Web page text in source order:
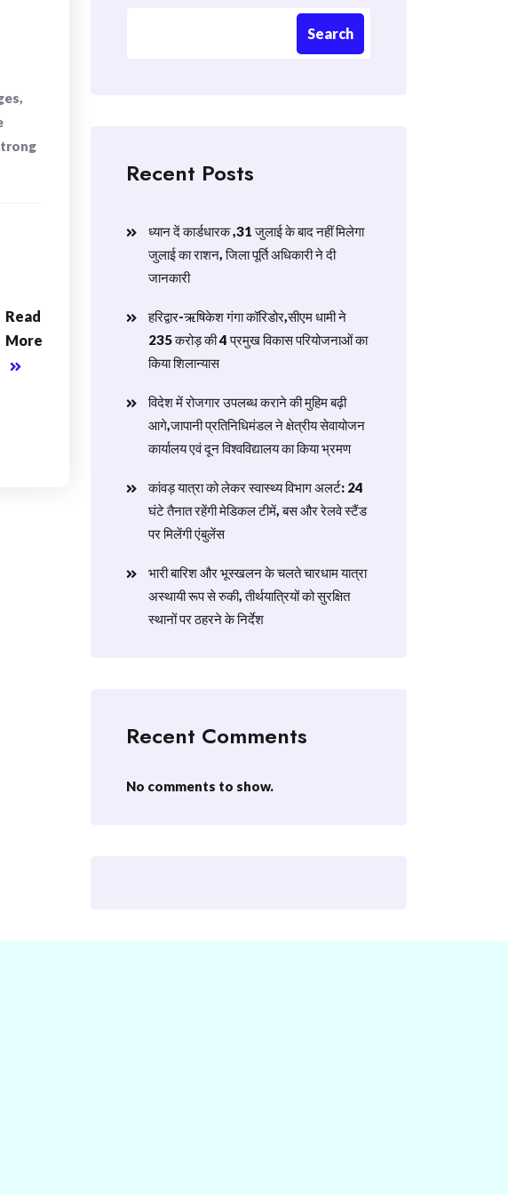
Read
More
Search
Recent Posts
ध्यान दें कार्डधारक ,31 जुलाई के बाद नहीं मिलेगा
जुलाई का राशन, जिला पूर्ति अधिकारी ने दी
जानकारी
हरिद्वार-ऋषिकेश गंगा कॉरिडोर,सीएम धामी ने
235 करोड़ की 4 प्रमुख विकास परियोजनाओं का
किया शिलान्यास
विदेश में रोजगार उपलब्ध कराने की मुहिम बढ़ी
आगे,जापानी प्रतिनिधिमंडल ने क्षेत्रीय सेवायोजन
कार्यालय एवं दून विश्वविद्यालय का किया भ्रमण
​कांवड़ यात्रा को लेकर स्वास्थ्य विभाग अलर्ट: 24
घंटे तैनात रहेंगी मेडिकल टीमें, बस और रेलवे स्टैंड
पर मिलेंगी एंबुलेंस
​भारी बारिश और भूस्खलन के चलते चारधाम यात्रा
अस्थायी रूप से रुकी, तीर्थयात्रियों को सुरक्षित
स्थानों पर ठहरने के निर्देश
Recent Comments
No comments to show.